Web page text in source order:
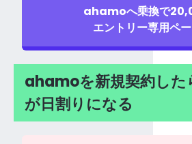
ahamoへ乗換で
エントリー専用ペ
ahamoを新規契約した
が日割りになる